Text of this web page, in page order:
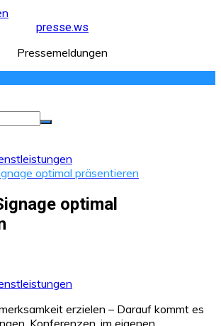
presse.ws
Pressemeldungen
optimal präsentieren
optimal
erzielen – Darauf kommt es
Konferenzen, im eigenen